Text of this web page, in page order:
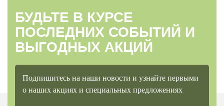
БУДЬТЕ В КУРСЕ
ПОСЛЕДНИХ СОБЫТИЙ И
ВЫГОДНЫХ АКЦИЙ
Подпишитесь на наши новости и узнайте первыми
о наших акциях и специальных предложениях